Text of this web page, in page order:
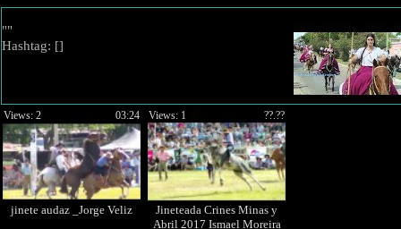
""
Hashtag: []
jinete audaz _Jorge Veliz
03:24
Views: 2
Jineteada Crines Minas y
Abril 2017 Ismael Moreira
??.??
Views: 1